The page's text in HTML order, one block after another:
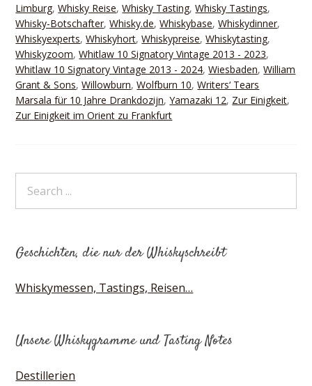
Limburg,Whisky Reise,Whisky Tasting,Whisky Tastings,
Whisky-Botschafter,Whisky.de,Whiskybase,Whiskydinner,
Whiskyexperts,Whiskyhort,Whiskypreise,Whiskytasting,
Whiskyzoom,Whitlaw 10 Signatory Vintage 2013 - 2023,
Whitlaw 10 Signatory Vintage 2013 - 2024,Wiesbaden,William
Grant & Sons,Willowburn,Wolfburn 10,Writers‘ Tears
Marsala für 10 Jahre Drankdozijn,Yamazaki 12, Zur Einigkeit,
Zur Einigkeit im Orient zu Frankfurt
Geschichten, die nur der Whiskyschreibt
Whiskymessen, Tastings, Reisen…
Unsere Whiskygramme und Tasting Notes
Destillerien